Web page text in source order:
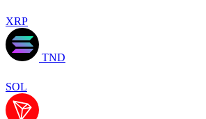
XRP
TND
SOL